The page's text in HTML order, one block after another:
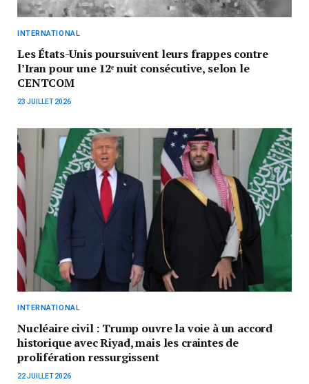
INTERNATIONAL
Les États-Unis poursuivent leurs frappes contre
l’Iran pour une 12ᵉ nuit consécutive, selon le
CENTCOM
23 JUILLET 2026
INTERNATIONAL
Nucléaire civil : Trump ouvre la voie à un accord
historique avec Riyad, mais les craintes de
prolifération ressurgissent
22 JUILLET 2026